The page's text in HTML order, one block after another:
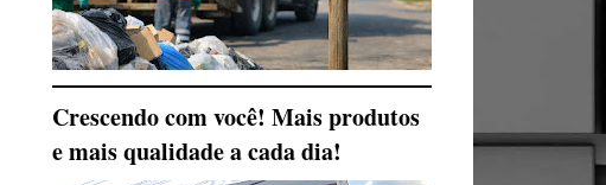
Crescendo com você! Mais produtos
e mais qualidade a cada dia!